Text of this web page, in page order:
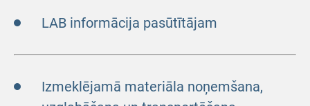
LAB informācija pasūtītājam
Izmeklējamā materiāla noņemšana,